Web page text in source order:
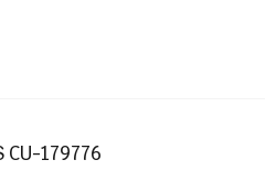
CU-179776